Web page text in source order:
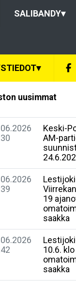
SALIBANDY▾
▾
uusimmat
Keski-
AM-
19
saakka
10.6.
saakka